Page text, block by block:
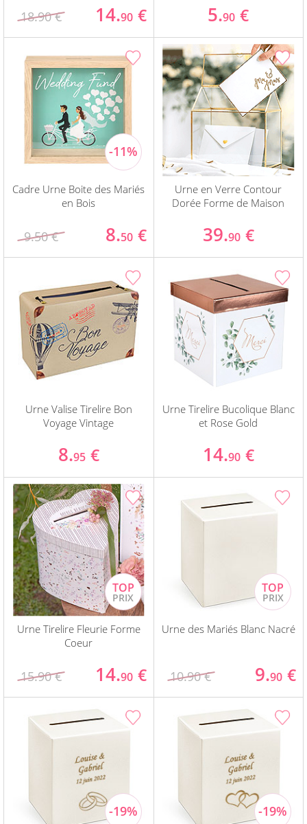
18.90 € 14.90 € 5.90 €
Cadre Urne Boite des Mariés
en Bois
9.50 € 8.50 €
Urne en Verre Contour
Dorée Forme de Maison
39.90 €
Urne Valise Tirelire Bon
Voyage Vintage
8.95 €
Urne Tirelire Bucolique Blanc
et Rose Gold
14.90 €
Urne Tirelire Fleurie Forme
Coeur
15.90 € 14.90 €
Urne des Mariés Blanc Nacré
10.90 € 9.90 €